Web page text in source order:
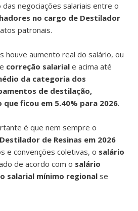
das negociações salariais entre o
no cargo de Destilador
patronais.
houve aumento real do salário, ou
correção salarial e acima até
da categoria dos
de destilação,
ficou em 5.40% para 2026.
é que nem sempre o
de Resinas em 2026
e convenções coletivas, o salário
de acordo com o salário
salarial mínimo regional se